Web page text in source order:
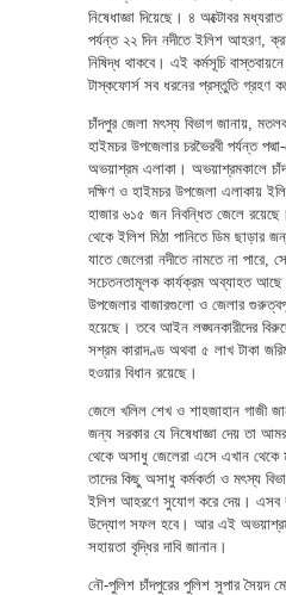
নিষেধাজ্ঞা দিয়েছে। ৪ অক্টোবর
পর্যন্ত ২২ দিন নদীতে ইলিশ আহরণ,
নিষিদ্ধ থাকবে। এই কর্মসূচি
টাস্কফোর্স সব ধরনের প্রস্তুতি গ্রহণ
চাঁদপুর জেলা মৎস্য বিভাগ জানায়,
হাইমচর উপজেলার চরভৈরবী পর্যন্ত
অভয়াশ্রম এলাকা। অভয়াশ্রমকালে
দক্ষিণ ও হাইমচর উপজেলা এলাকায়
হাজার ৬১৫ জন নিবন্ধিত জেলে
থেকে ইলিশ মিঠা পানিতে ডিম
যাতে জেলেরা নদীতে নামতে না পারে,
সচেতনতামূলক কার্যক্রম অব্যাহত
উপজেলার বাজারগুলো ও জেলার
হয়েছে। তবে আইন লঙ্ঘনকারীদের
সশ্রম কারাদণ্ড অথবা ৫ লাখ টাকা
হওয়ার বিধান রয়েছে।
জেলে খলিল শেখ ও শাহজাহান গাজী
জন্য সরকার যে নিষেধাজ্ঞা দেয় তা
থেকে অসাধু জেলেরা এসে এখান থেকে
তাদের কিছু অসাধু কর্মকর্তা ও মৎস্য
ইলিশ আহরণে সুযোগ করে দেয়। এসব
উদ্যোগ সফল হবে। আর এই
সহায়তা বৃদ্ধির দাবি জানান।
নৌ-পুলিশ চাঁদপুরের পুলিশ সুপার সৈয়দ